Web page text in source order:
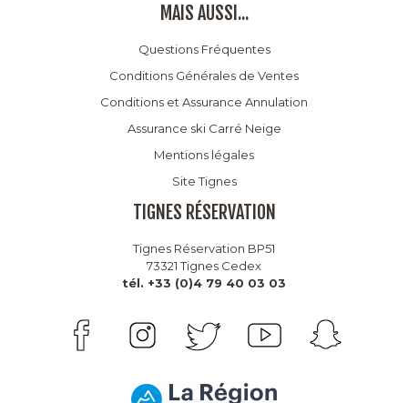
MAIS AUSSI...
Questions Fréquentes
Conditions Générales de Ventes
Conditions et Assurance Annulation
Assurance ski Carré Neige
Mentions légales
Site Tignes
TIGNES RÉSERVATION
Tignes Réservation BP51
73321 Tignes Cedex
tél. +33 (0)4 79 40 03 03